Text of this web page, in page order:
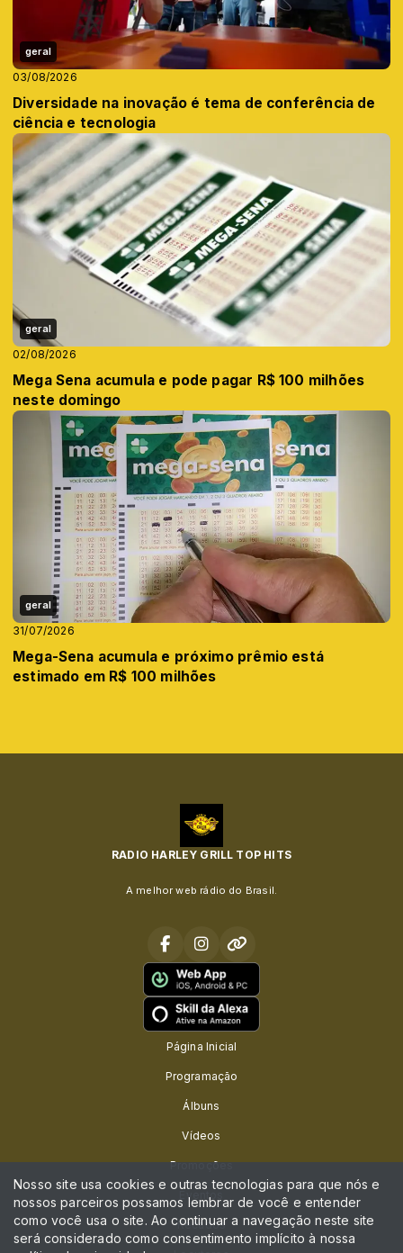
geral
03/08/2026
Diversidade na inovação é tema de conferência de
ciência e tecnologia
geral
02/08/2026
Mega Sena acumula e pode pagar R$ 100 milhões
neste domingo
geral
31/07/2026
Mega-Sena acumula e próximo prêmio está
estimado em R$ 100 milhões
RADIO HARLEY GRILL TOP HITS
A melhor web rádio do Brasil.
Página Inicial
Programação
Álbuns
Vídeos
Promoções
Eventos
Recados
Nosso site usa cookies e outras tecnologias para que nós e
nossos parceiros possamos lembrar de você e entender
como você usa o site. Ao continuar a navegação neste site
será considerado como consentimento implícito à nossa